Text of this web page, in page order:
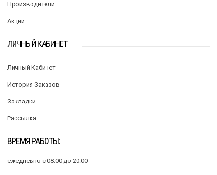
Производители
Акции
ЛИЧНЫЙ КАБИНЕТ
Личный Кабинет
История Заказов
Закладки
Рассылка
ВРЕМЯ РАБОТЫ:
ежедневно с 08:00 до 20:00